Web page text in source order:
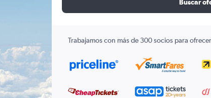
Buscar
Trabajamos con más de 300 socios para